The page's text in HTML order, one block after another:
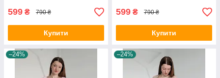
599 ₴ 790 ₴
Купити
599 ₴ 790 ₴
Купити
–24% –24%